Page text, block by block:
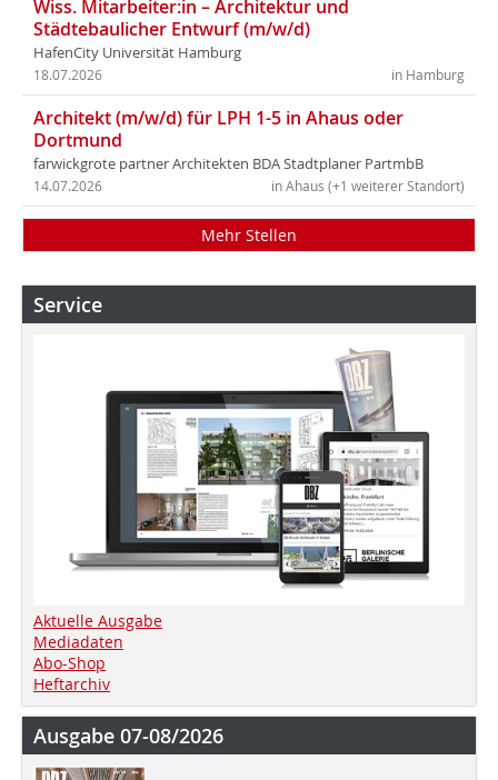
Wiss. Mitarbeiter:in – Architektur und
Städtebaulicher Entwurf (m/w/d)
HafenCity Universität Hamburg
in Hamburg
18.07.2026
Architekt (m/w/d) für LPH 1-5 in Ahaus oder
Dortmund
farwickgrote partner Architekten BDA Stadtplaner PartmbB
in Ahaus (+1 weiterer Standort)
14.07.2026
Mehr Stellen
Service
Aktuelle Ausgabe
Mediadaten
Abo-Shop
Heftarchiv
Ausgabe 07-08/2026